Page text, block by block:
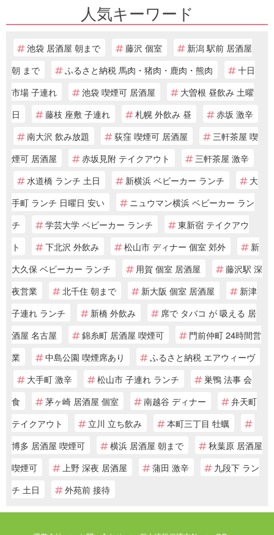
人気キーワード
池袋 居酒屋 朝まで 藤沢 個室
新潟 駅前 居酒屋
朝 まで
ふるさと納税 馬肉・猪肉・鹿肉・熊肉
十日
市場 子連れ
池袋 喫煙可 居酒屋
大曽根 昼飲み 土曜
日
藤枝 座敷 子連れ 札幌 外飲み 昼
赤坂 激辛
南大沢 飲み放題
荻窪 喫煙可 居酒屋
三軒茶屋 喫
煙可 居酒屋
赤坂見附 テイクアウト
三軒茶屋 激辛
水道橋 ランチ 土日
新横浜 ベビーカー ランチ
大
手町 ランチ 日曜日 安い
ニュウマン横浜 ベビーカー ラン
チ
学芸大学 ベビーカー ランチ
東新宿 テイクアウ
ト
下北沢 外飲み 松山市 ディナー 個室 郊外
新
大久保 ベビーカー ランチ
用賀 個室 居酒屋
藤沢駅 深
夜営業
北千住 朝まで 新大阪 個室 居酒屋
新津
子連れ ランチ
新橋 外飲み
席で タバコ が 吸える 居
酒屋 名古屋
錦糸町 居酒屋 喫煙可
門前仲町 24時間営
業
中島公園 喫煙席あり
ふるさと納税 エアウィーヴ
大手町 激辛
松山市 子連れ ランチ
巣鴨 法事 会
食
茅ヶ崎 居酒屋 個室 南越谷 ディナー
弁天町
テイクアウト
立川 立ち飲み
本町三丁目 牡蠣
博多 居酒屋 喫煙可
横浜 居酒屋 朝まで
秋葉原 居酒屋
喫煙可
上野 深夜 居酒屋 蒲田 激辛
九段下 ラン
チ 土日
外苑前 接待